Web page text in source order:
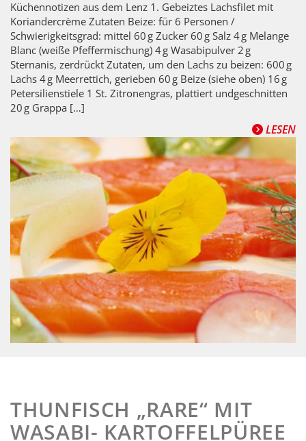
Küchennotizen aus dem Lenz 1. Gebeiztes Lachsfilet mit
Koriandercrème Zutaten Beize: für 6 Personen /
Schwierigkeitsgrad: mittel 60 g Zucker 60 g Salz 4 g Melange
Blanc (weiße Pfeffermischung) 4 g Wasabipulver 2 g
Sternanis, zerdrückt Zutaten, um den Lachs zu beizen: 600 g
Lachs 4 g Meerrettich, gerieben 60 g Beize (siehe oben) 16 g
Petersilienstiele 1 St. Zitronengras, plattiert undgeschnitten
20 g Grappa […]
LESEN
THUNFISCH „RARE“ MIT
WASABI- KARTOFFELPÜREE